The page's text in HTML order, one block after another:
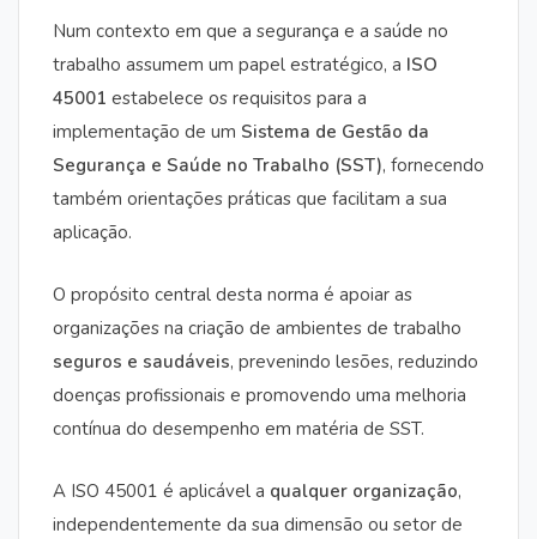
Num contexto em que a segurança e a saúde no
trabalho assumem um papel estratégico, a ISO
45001 estabelece os requisitos para a
implementação de um Sistema de Gestão da
Segurança e Saúde no Trabalho (SST), fornecendo
também orientações práticas que facilitam a sua
aplicação.
O propósito central desta norma é apoiar as
organizações na criação de ambientes de trabalho
seguros e saudáveis, prevenindo lesões, reduzindo
doenças profissionais e promovendo uma melhoria
contínua do desempenho em matéria de SST.
A ISO 45001 é aplicável a qualquer organização,
independentemente da sua dimensão ou setor de